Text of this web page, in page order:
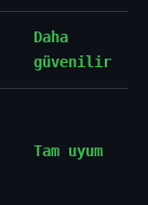
Daha
güvenilir
Tam uyum